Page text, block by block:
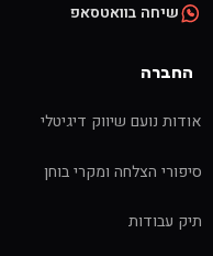
שיחה בוואטסאפ
החברה
אודות נועם שיווק דיגיטלי
סיפורי הצלחה ומקרי בוחן
תיק עבודות